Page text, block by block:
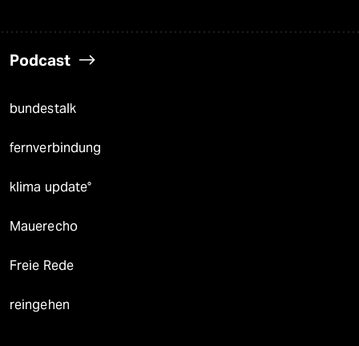
Podcast
bundestalk
fernverbindung
klima update°
Mauerecho
Freie Rede
reingehen